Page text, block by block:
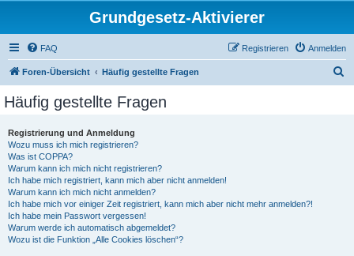
Grundgesetz-Aktivierer
FAQ Anmelden
Registrieren
Foren-Übersicht Häufig gestellte Fragen
Häufig gestellte Fragen
Registrierung und Anmeldung
Wozu muss ich mich registrieren?
Was ist COPPA?
Warum kann ich mich nicht registrieren?
Ich habe mich registriert, kann mich aber nicht anmelden!
Warum kann ich mich nicht anmelden?
Ich habe mich vor einiger Zeit registriert, kann mich aber nicht mehr anmelden?!
Ich habe mein Passwort vergessen!
Warum werde ich automatisch abgemeldet?
Wozu ist die Funktion „Alle Cookies löschen“?